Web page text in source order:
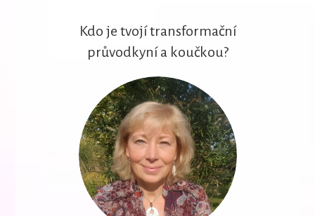
Kdo je tvojí transformační
průvodkyní a koučkou?